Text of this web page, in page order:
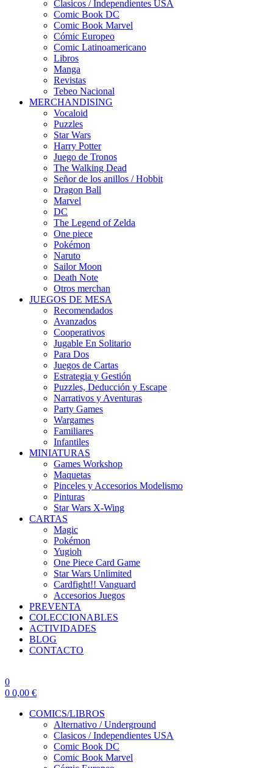
Clasicos / Independientes USA
Comic Book DC
Comic Book Marvel
Cómic Europeo
Comic Latinoamericano
Libros
Manga
Revistas
Tebeo Nacional
MERCHANDISING
Vocaloid
Puzzles
Star Wars
Harry Potter
Juego de Tronos
The Walking Dead
Señor de los anillos / Hobbit
Dragon Ball
Marvel
DC
The Legend of Zelda
One piece
Pokémon
Naruto
Sailor Moon
Death Note
Otros merchan
JUEGOS DE MESA
Recomendados
Avanzados
Cooperativos
Jugable En Solitario
Para Dos
Juegos de Cartas
Estrategia y Gestión
Puzzles, Deducción y Escape
Narrativos y Aventuras
Party Games
Wargames
Familiares
Infantiles
MINIATURAS
Games Workshop
Maquetas
Pinceles y Accesorios Modelismo
Pinturas
Star Wars X-Wing
CARTAS
Magic
Pokémon
Yugioh
One Piece Card Game
Star Wars Unlimited
Cardfight!! Vanguard
Accesorios Juegos
PREVENTA
COLECCIONABLES
ACTIVIDADES
BLOG
CONTACTO
0
0 0,00 €
COMICS/LIBROS
Alternativo / Underground
Clasicos / Independientes USA
Comic Book DC
Comic Book Marvel